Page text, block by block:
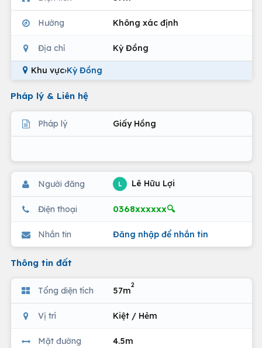
Hướng Không xác định
Địa chỉ Kỳ Đồng
Khu vực›Kỳ Đồng
Pháp lý & Liên hệ
Pháp lý Giấy Hồng
Người đăng L Lê Hữu Lợi
Điện thoại 0368xxxxxx🔍
Nhắn tin Đăng nhập để nhắn tin
Thông tin đất
Tổng diện tích 57m
2
Vị trí Kiệt / Hẻm
Mặt đường 4.5m